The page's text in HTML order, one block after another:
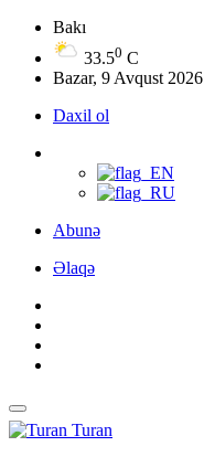
Bakı
33.50 C
Bazar, 9 Avqust 2026
Daxil ol
Abunə
Əlaqə
Turan